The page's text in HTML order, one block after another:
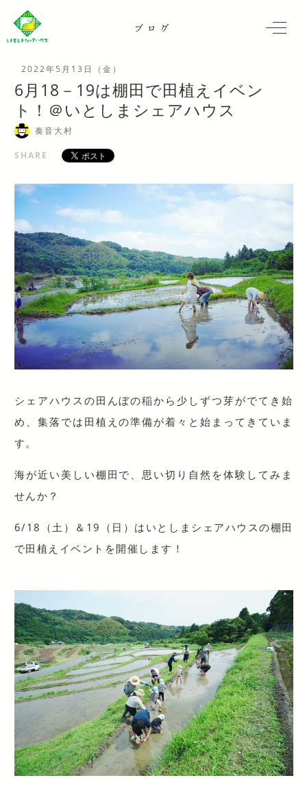
ブログ
2022年5月13日（金）
6月18－19は棚田で田植えイベン
ト！＠いとしまシェアハウス
奏音大村
SHARE
シェアハウスの田んぼの稲から少しずつ芽がでてき始
め、集落では田植えの準備が着々と始まってきていま
す。
海が近い美しい棚田で、思い切り自然を体験してみま
せんか？
6/18（土）＆19（日）はいとしまシェアハウスの棚田
で田植えイベントを開催します！